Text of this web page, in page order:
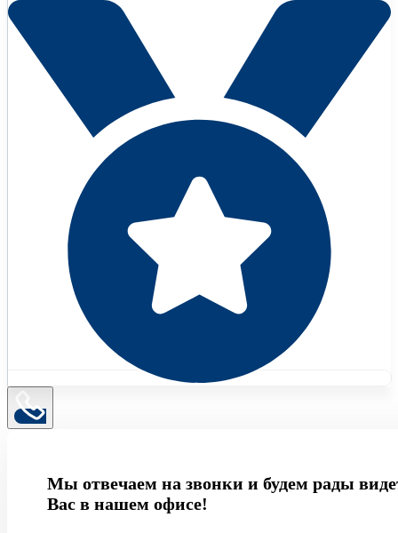
Мы отвечаем на звонки и будем рады
Вас в нашем офисе!